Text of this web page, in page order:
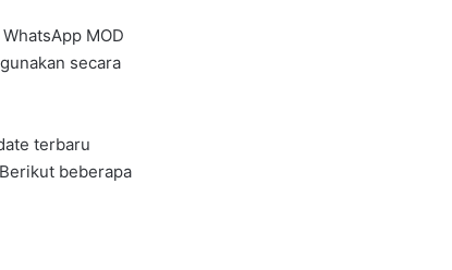
MOD
secara
terbaru
beberapa